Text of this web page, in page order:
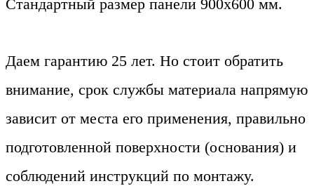
Стандартный размер панели 900х600 мм.
Даем гарантию 25 лет. Но стоит обратить
внимание, срок службы материала напрямую
зависит от места его применения, правильно
подготовленной поверхности (основания) и
соблюдений инструкций по монтажу.